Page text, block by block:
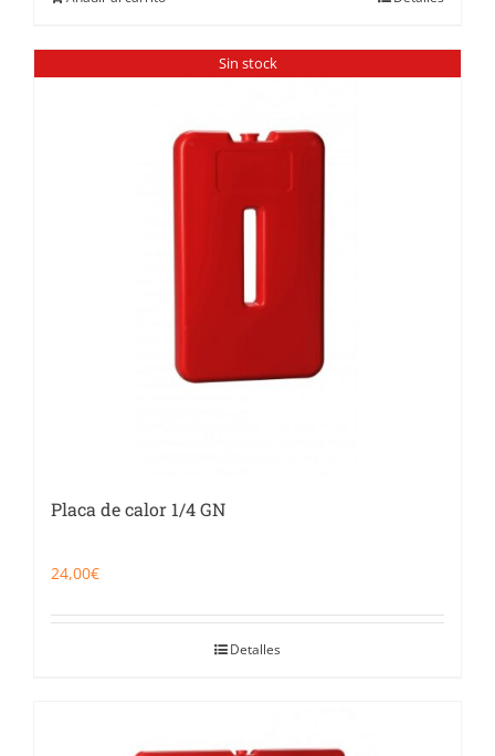
Sin stock
Placa de calor 1/4 GN
24,00€
Detalles